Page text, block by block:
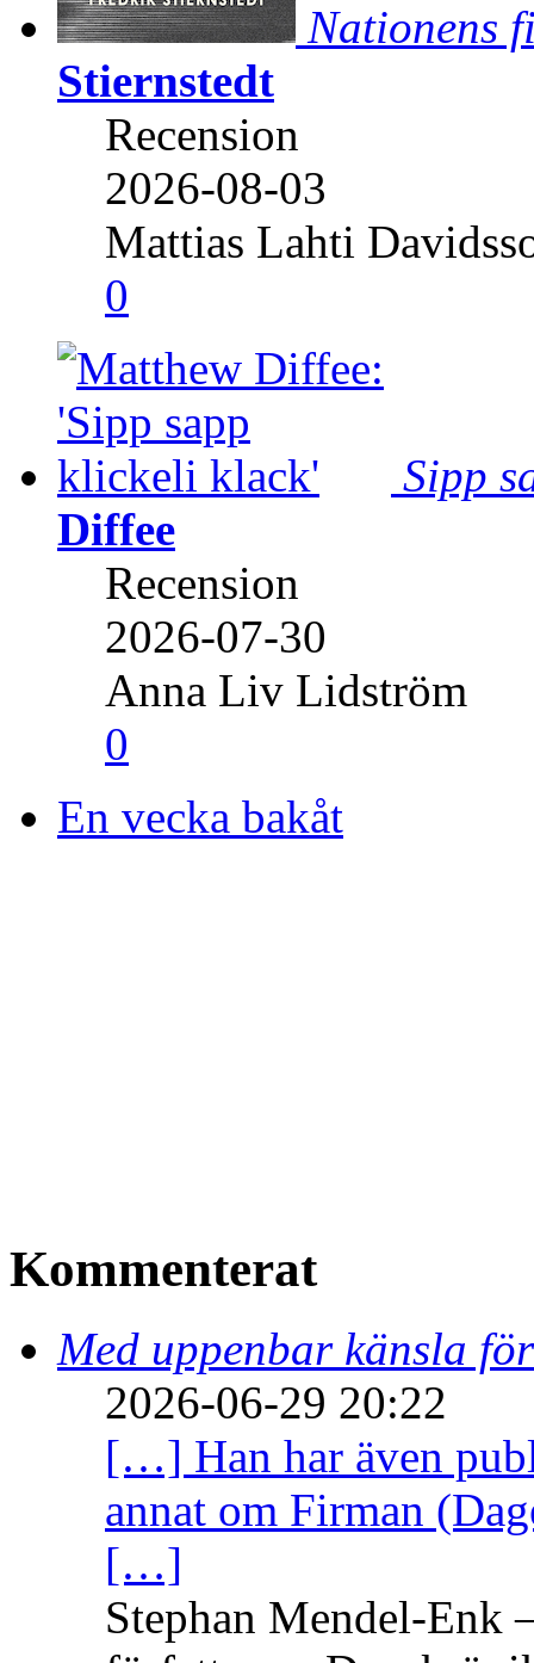
Nationens
Stiernstedt
Recension
2026-08-03
Mattias Lahti
0
Sipp
Diffee
Recension
2026-07-30
Anna Liv Lidström
0
En vecka bakåt
Kommenterat
Med uppenbar känsla
2026-06-29 20:22
[…] Han har även
annat om Firman
[…]
Stephan Mendel-Enk